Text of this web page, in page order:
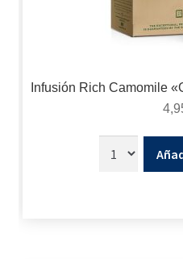
Infusión Rich Camomile